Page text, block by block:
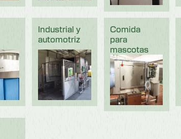
Industrial y
automotriz
Comida
para
mascotas